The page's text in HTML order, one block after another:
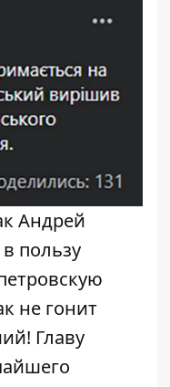
Андрей
пользу
не гонит
Главу